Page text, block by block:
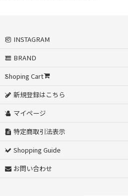
INSTAGRAM
BRAND
Shoping Cart
新規登録はこちら
マイページ
特定商取引法表示
Shopping Guide
お問い合わせ